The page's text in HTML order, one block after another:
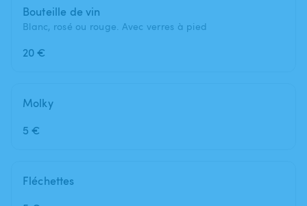
Bouteille de vin
Blanc, rosé ou rouge. Avec verres à pied
20 €
Molky
5 €
Fléchettes